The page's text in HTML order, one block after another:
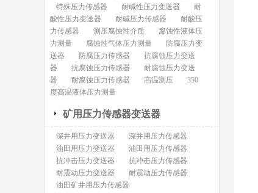
特殊压力传感器
耐碱性压力变送器
耐
酸性压力变送器
耐碱压力传感器
耐酸压
力传感器
测压腐蚀性介质
腐蚀性液体压
力测量
腐蚀性气体压力测量
防腐压力变
送器
防腐压力传感器
抗腐蚀压力变送
器
抗腐蚀压力传感器
耐腐蚀压力变送
器
耐腐蚀压力传感器 高温测压
350
度高温液体压力测量
矿用压力传感器变送器
深井用压力变送器
深井用压力传感器
油田用压力变送器
油田用压力传感器
抗冲击压力变送器
抗冲击压力传感器
耐震动压力变送器
耐震动压力传感器
油田矿井用压力传感器